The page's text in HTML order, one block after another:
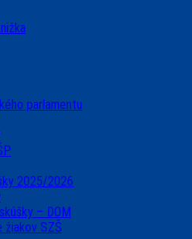
parlamentu
2025/2026
– DOM
žiakov SZŠ